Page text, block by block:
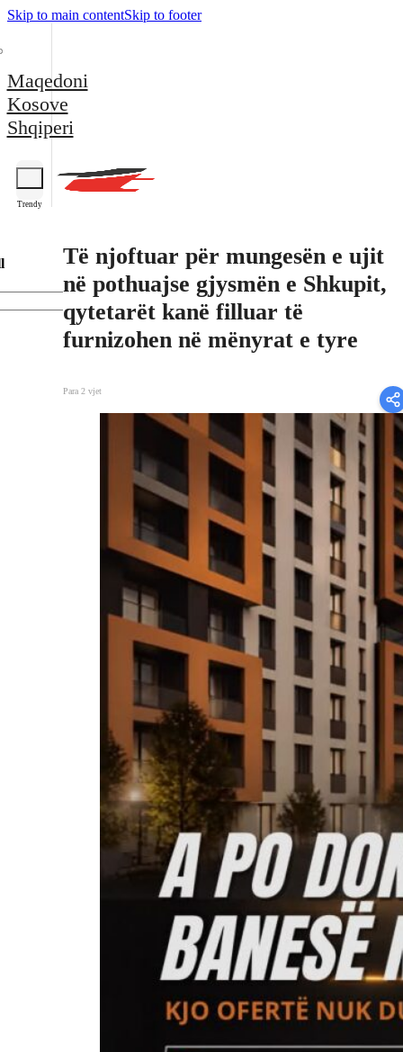
Skip to main contentSkip to footer
Maqedoni
Kosove
Shqiperi
Trendy
Të njoftuar për mungesën e ujit
në pothuajse gjysmën e Shkupit,
qytetarët kanë filluar të
furnizohen në mënyrat e tyre
Para 2 vjet